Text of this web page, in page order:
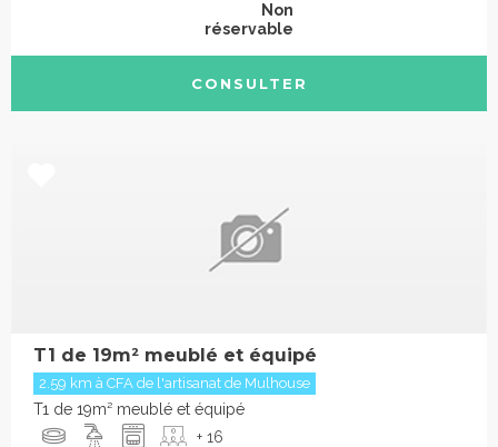
Non
réservable
CONSULTER
T1 de 19m² meublé et équipé
2.59 km à CFA de l'artisanat de Mulhouse
T1 de 19m² meublé et équipé
+ 16